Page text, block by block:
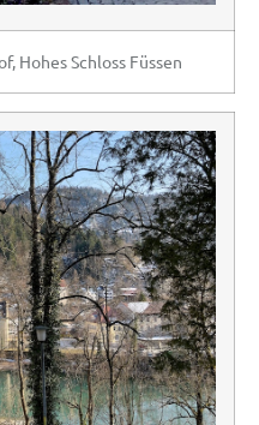
Hohes Schloss Füssen